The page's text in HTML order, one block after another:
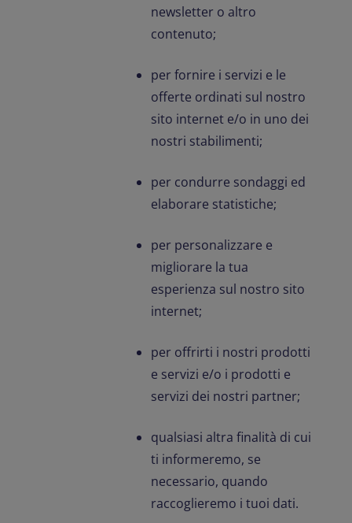
newsletter o altro
contenuto;
per fornire i servizi e le
offerte ordinati sul nostro
sito internet e/o in uno dei
nostri stabilimenti;
per condurre sondaggi ed
elaborare statistiche;
per personalizzare e
migliorare la tua
esperienza sul nostro sito
internet;
per offrirti i nostri prodotti
e servizi e/o i prodotti e
servizi dei nostri partner;
qualsiasi altra finalità di cui
ti informeremo, se
necessario, quando
raccoglieremo i tuoi dati.